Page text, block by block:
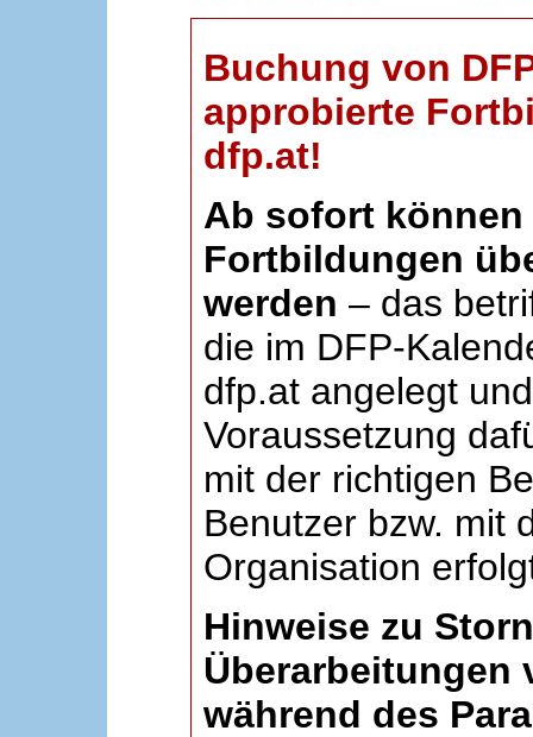
Buchung von
approbierte
dfp.at!
Ab sofort können
Fortbildungen
werden – das
die im DFP-
dfp.at angelegt
Voraussetzung
mit der richtigen
Benutzer bzw. mit
Organisation
Hinweise zu
Überarbeitungen
während des